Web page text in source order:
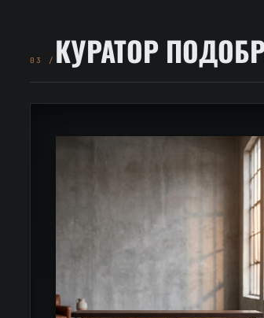
03 / КУРАТОР